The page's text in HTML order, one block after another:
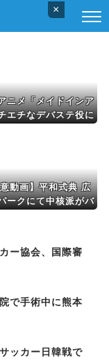
×
ニメ「メイドインア
エチなデバステ役に
動画】平和式典 広
ークにて中核派がバ
ー協会、国際審
で手術中に熊本
ッカー日韓戦で